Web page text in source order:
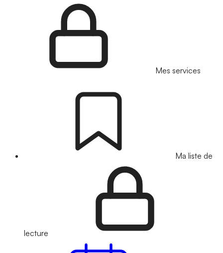
Mes services
Ma liste de
lecture